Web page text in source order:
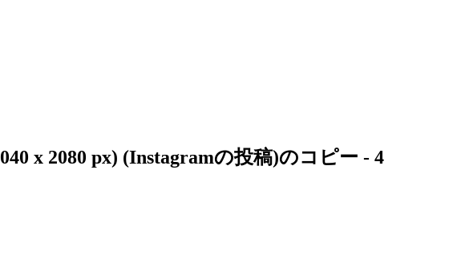
x 2080 px) (Instagramの投稿)のコピー - 4